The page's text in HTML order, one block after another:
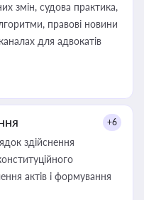
змін, судова практика,
правові новини
для адвокатів
+6
здійснення
актів і формування